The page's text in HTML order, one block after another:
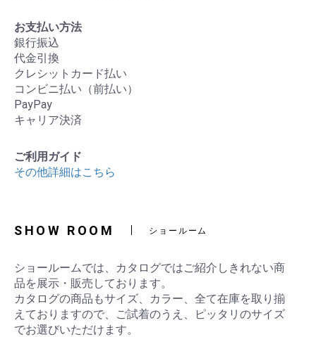
お支払い方法
銀行振込
代金引換
クレシットカード払い
コンビニ払い（前払い）
PayPay
キャリア決済
ご利用ガイド
その他詳細はこちら
SHOW ROOM ショールーム
ショールームでは、カタログではご紹介しきれない商
品を展示・販売しております。
カタログの商品もサイズ、カラー、全て在庫を取り揃
えておりますので、ご試着のうえ、ピッタリのサイズ
でお選びいただけます。